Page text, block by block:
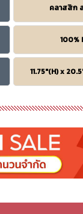
คลาสสิก
100%
11.75″(H) x